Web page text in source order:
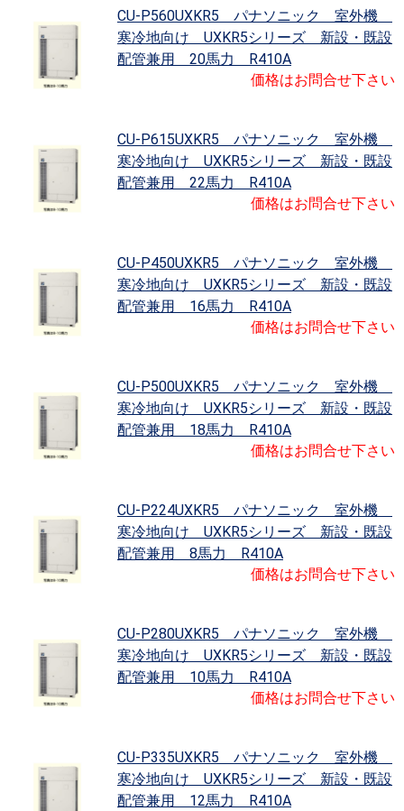
CU-P560UXKR5 パナソニック 室外機
寒冷地向け UXKR5シリーズ 新設・既設
配管兼用 20馬力 R410A
価格はお問合せ下さい
CU-P615UXKR5 パナソニック 室外機
寒冷地向け UXKR5シリーズ 新設・既設
配管兼用 22馬力 R410A
価格はお問合せ下さい
CU-P450UXKR5 パナソニック 室外機
寒冷地向け UXKR5シリーズ 新設・既設
配管兼用 16馬力 R410A
価格はお問合せ下さい
CU-P500UXKR5 パナソニック 室外機
寒冷地向け UXKR5シリーズ 新設・既設
配管兼用 18馬力 R410A
価格はお問合せ下さい
CU-P224UXKR5 パナソニック 室外機
寒冷地向け UXKR5シリーズ 新設・既設
配管兼用 8馬力 R410A
価格はお問合せ下さい
CU-P280UXKR5 パナソニック 室外機
寒冷地向け UXKR5シリーズ 新設・既設
配管兼用 10馬力 R410A
価格はお問合せ下さい
CU-P335UXKR5 パナソニック 室外機
寒冷地向け UXKR5シリーズ 新設・既設
配管兼用 12馬力 R410A